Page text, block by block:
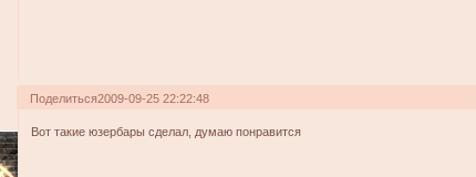
Поделиться2009-09-25 22:22:48
Вот такие юзербары сделал, думаю понравится